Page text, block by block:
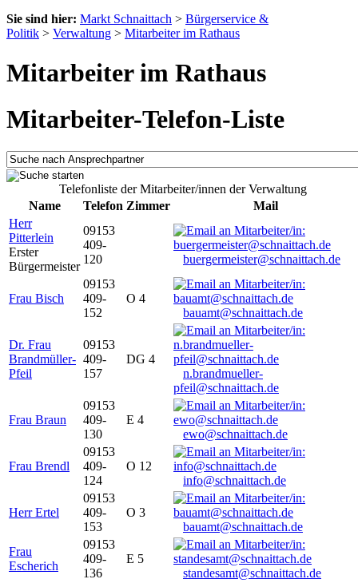
Sie sind hier: Markt Schnaittach > Bürgerservice &
Politik > Verwaltung > Mitarbeiter im Rathaus
Mitarbeiter im Rathaus
Mitarbeiter-Telefon-Liste
Telefonliste der Mitarbeiter/innen der Verwaltung
Name
Telefon Zimmer
Mail
Herr
Pitterlein
Erster
Bürgermeister
09153
409-
120
buergermeister@schnaittach.de
Frau Bisch
09153
409-
152
O 4
bauamt@schnaittach.de
Dr. Frau
Brandmüller-
Pfeil
09153
409-
157
DG 4
n.brandmueller-
pfeil@schnaittach.de
Frau Braun
09153
409-
130
E 4
ewo@schnaittach.de
Frau Brendl
09153
409-
124
O 12
info@schnaittach.de
Herr Ertel
09153
409-
153
O 3
bauamt@schnaittach.de
Frau
Escherich
09153
409-
136
E 5
standesamt@schnaittach.de